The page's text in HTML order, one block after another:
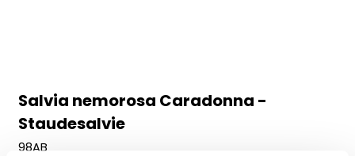
Salvia nemorosa Caradonna -
Staudesalvie
98AB